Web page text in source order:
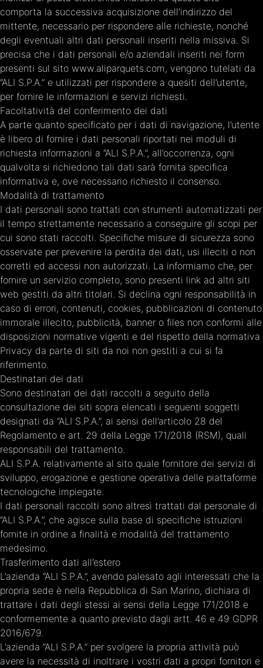
comporta la successiva acquisizione dell’indirizzo del
mittente, necessario per rispondere alle richieste, nonché
degli eventuali altri dati personali inseriti nella missiva. Si
precisa che i dati personali e/o aziendali inseriti nei form
presenti sul sito www.aliparquets.com, vengono tutelati da
“ALI S.P.A.” e utilizzati per rispondere a quesiti dell’utente,
per fornire le informazioni e servizi richiesti.
Facoltatività del conferimento dei dati
A parte quanto specificato per i dati di navigazione, l’utente
è libero di fornire i dati personali riportati nei moduli di
richiesta informazioni a “ALI S.P.A.”, all’occorrenza, ogni
qualvolta si richiedono tali dati sarà fornita specifica
informativa e, ove necessario richiesto il consenso.
Modalità di trattamento
I dati personali sono trattati con strumenti automatizzati per
il tempo strettamente necessario a conseguire gli scopi per
cui sono stati raccolti. Specifiche misure di sicurezza sono
osservate per prevenire la perdita dei dati, usi illeciti o non
corretti ed accessi non autorizzati. La informiamo che, per
fornire un servizio completo, sono presenti link ad altri siti
web gestiti da altri titolari. Si declina ogni responsabilità in
caso di errori, contenuti, cookies, pubblicazioni di contenuto
immorale illecito, pubblicità, banner o files non conformi alle
disposizioni normative vigenti e del rispetto della normativa
Privacy da parte di siti da noi non gestiti a cui si fa
riferimento.
Destinatari dei dati
Sono destinatari dei dati raccolti a seguito della
consultazione dei siti sopra elencati i seguenti soggetti
designati da “ALI S.P.A.”, ai sensi dell’articolo 28 del
Regolamento e art. 29 della Legge 171/2018 (RSM), quali
responsabili del trattamento.
ALI S.P.A. relativamente al sito quale fornitore dei servizi di
sviluppo, erogazione e gestione operativa delle piattaforme
tecnologiche impiegate.
I dati personali raccolti sono altresì trattati dal personale di
“ALI S.P.A.”, che agisce sulla base di specifiche istruzioni
fornite in ordine a finalità e modalità del trattamento
medesimo.
Trasferimento dati all’estero
L’azienda “ALI S.P.A.”, avendo palesato agli interessati che la
propria sede è nella Repubblica di San Marino, dichiara di
trattare i dati degli stessi ai sensi della Legge 171/2018 e
conformemente a quanto previsto dagli artt. 46 e 49 GDPR
2016/679.
L’azienda “ALI S.P.A.” per svolgere la propria attività può
avere la necessità di inoltrare i vostri dati a propri fornitori e